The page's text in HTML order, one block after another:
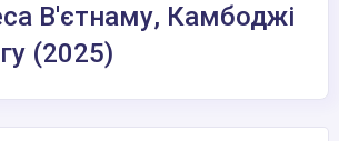
В'єтнаму, Камбоджі
(2025)